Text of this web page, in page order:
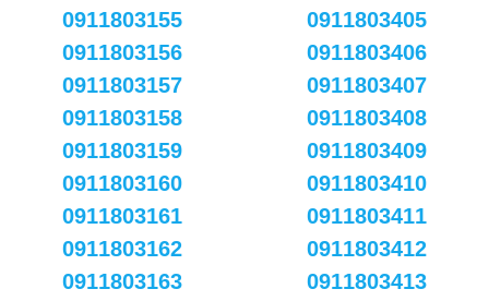
0911803155
0911803156
0911803157
0911803158
0911803159
0911803160
0911803161
0911803162
0911803163
0911803405
0911803406
0911803407
0911803408
0911803409
0911803410
0911803411
0911803412
0911803413